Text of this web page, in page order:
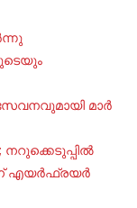
മാർ
എയര്‍ഫ്രയര്‍